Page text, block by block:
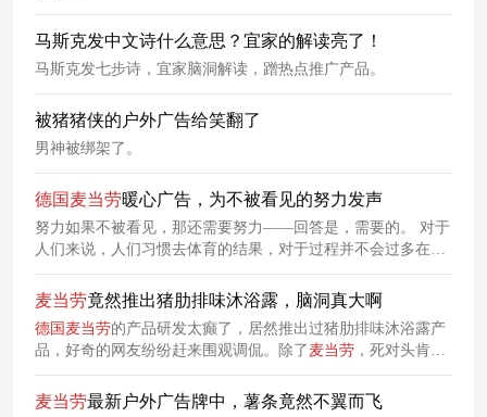
马斯克发中文诗什么意思？宜家的解读亮了！
马斯克发七步诗，宜家脑洞解读，蹭热点推广产品。
被猪猪侠的户外广告给笑翻了
男神被绑架了。
德国 麦当劳暖心广告，为不被看见的努力发声
努力如果不被看见，那还需要努力——回答是，需要的。 对于
人们来说，人们习惯去体育的结果，对于过程并不会过多在
乎；这种情况如果放到残疾人运动员身上更为明显，他们的努
力和拼搏，总是被忽视和遗忘。德国 麦当劳与德国残疾人体育
协会的合作，就是为了改变这一现状。他们希望通过这样的合
作，让更多的人关注到残疾人运动这一领域，让这些隐匿的英
雄们被看见、被关注、被赞扬。
麦当劳竟然推出猪肋排味沐浴露，脑洞真大啊
德国 麦当劳的产品研发太癫了，居然推出过猪肋排味沐浴露产
品，好奇的网友纷纷赶来围观调侃。除了 麦当劳 ，死对头肯德
基也曾大开脑洞，联合口腔护理品牌Hismile推出过炸鸡味牙
膏，直接把话题度拉满！
麦当劳最新户外广告牌中，薯条竟然不翼而飞